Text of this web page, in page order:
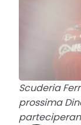
Scuderia
prossima